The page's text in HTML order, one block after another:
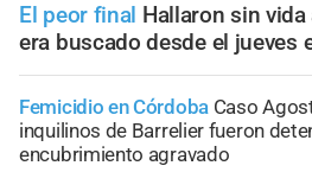
El peor final Hallaron sin
era buscado desde el jueves
Femicidio en Córdoba Caso
inquilinos de Barrelier fueron
encubrimiento agravado